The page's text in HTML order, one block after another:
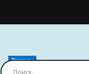
Унитазы